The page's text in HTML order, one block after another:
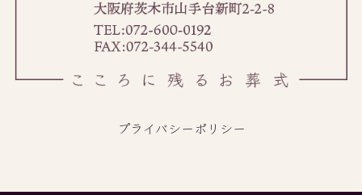
プライバシーポリシー